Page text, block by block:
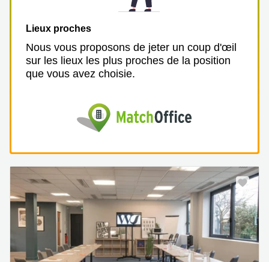
Lieux proches
Nous vous proposons de jeter un coup d'œil
sur les lieux les plus proches de la position
que vous avez choisie.